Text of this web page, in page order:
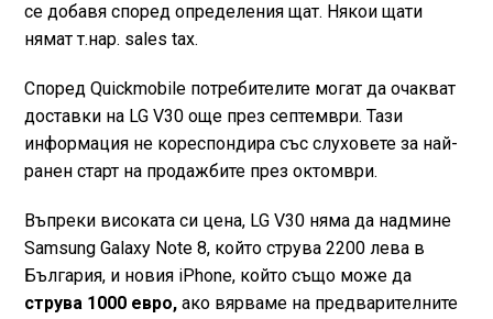
се добавя според определения щат. Някои щати
нямат т.нар. sales tax.
Според Quickmobile потребителите могат да очакват
доставки на LG V30 още през септември. Тази
информация не кореспондира със слуховете за най-
ранен старт на продажбите през октомври.
Въпреки високата си цена, LG V30 няма да надмине
Samsung Galaxy Note 8, който струва 2200 лева в
България, и новия iPhone, който също може да
струва 1000 евро,ако вярваме на предварителните